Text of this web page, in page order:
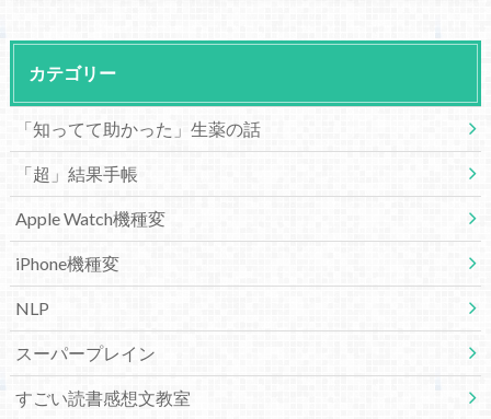
カテゴリー
「知ってて助かった」生薬の話
「超」結果手帳
Apple Watch機種変
iPhone機種変
NLP
スーパープレイン
すごい読書感想文教室